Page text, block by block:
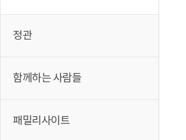
정관
함께하는 사람들
패밀리사이트